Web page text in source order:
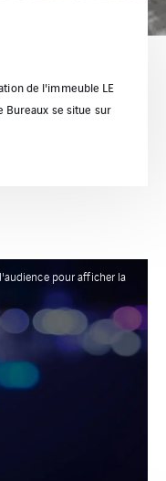
de l'immeuble LE
Bureaux se situe sur
pour afficher la